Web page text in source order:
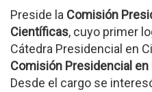
Preside la Comisión
Científicas, cuyo primer
Cátedra Presidencial en
Comisión Presidencial
Desde el cargo se